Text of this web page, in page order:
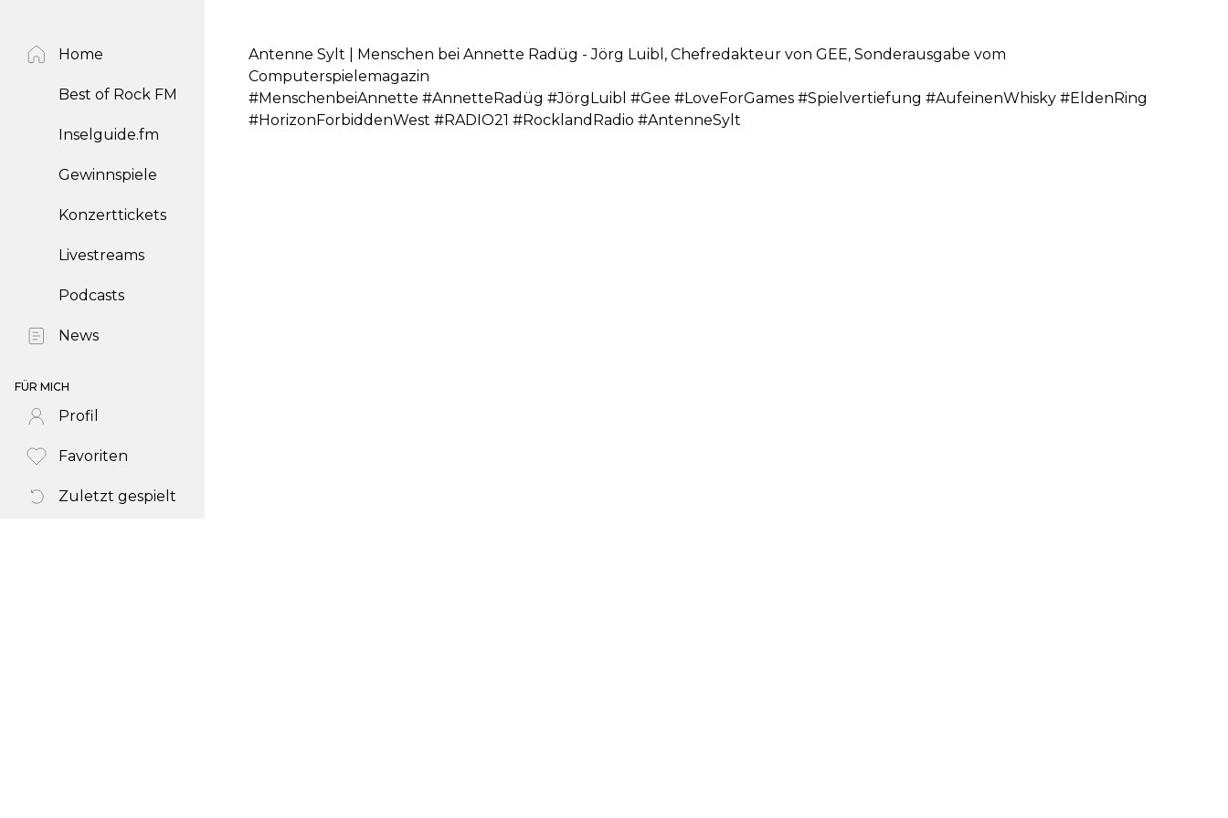
Home
Best of Rock FM
Inselguide.fm
Gewinnspiele
Konzerttickets
Livestreams
Podcasts
News
FÜR MICH
Profil
Favoriten
Zuletzt gespielt
Antenne Sylt | Menschen bei Annette Radüg - Jörg Luibl, Chefredakteur von GEE, Sonderausgabe vom
Computerspielemagazin
#MenschenbeiAnnette #AnnetteRadüg #JörgLuibl #Gee #LoveForGames #Spielvertiefung #AufeinenWhisky #EldenRing
#HorizonForbiddenWest #RADIO21 #RocklandRadio #AntenneSylt